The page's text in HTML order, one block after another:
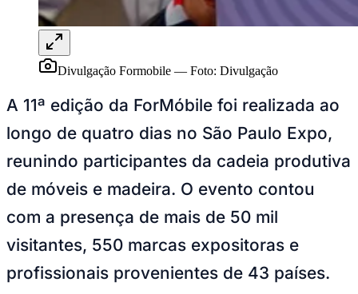
JuventudeDivulgação Formobile
A 11ª edição da ForMóbile foi realizada ao
longo de quatro dias no São Paulo Expo,
reunindo participantes da cadeia produtiva
de móveis e madeira. O evento contou
com a presença de mais de 50 mil
visitantes, 550 marcas expositoras e
profissionais provenientes de 43 países.